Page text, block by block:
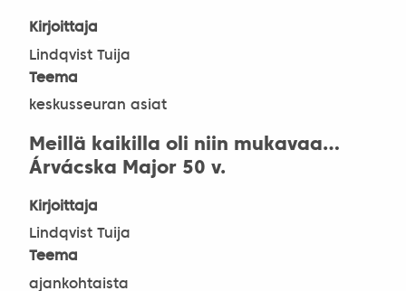
Kirjoittaja
Lindqvist Tuija
Teema
keskusseuran asiat
Meillä kaikilla oli niin mukavaa…
Árvácska Major 50 v.
Kirjoittaja
Lindqvist Tuija
Teema
ajankohtaista